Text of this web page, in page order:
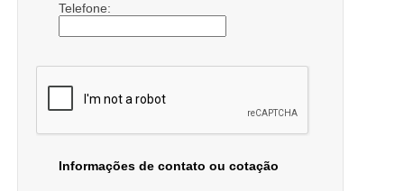
Telefone:
Informações de contato ou cotação